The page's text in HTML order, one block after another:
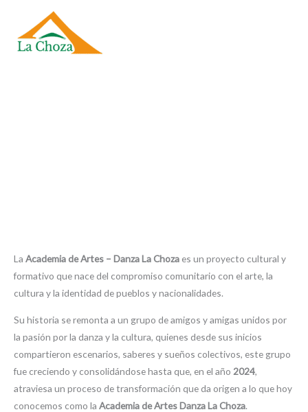
contenido
La Academia de Artes – Danza La Choza es un proyecto cultural y
formativo que nace del compromiso comunitario con el arte, la
cultura y la identidad de pueblos y nacionalidades.
Su historia se remonta a un grupo de amigos y amigas unidos por
la pasión por la danza y la cultura, quienes desde sus inicios
compartieron escenarios, saberes y sueños colectivos, este grupo
fue creciendo y consolidándose hasta que, en el año 2024,
atraviesa un proceso de transformación que da origen a lo que hoy
conocemos como la Academia de Artes Danza La Choza.